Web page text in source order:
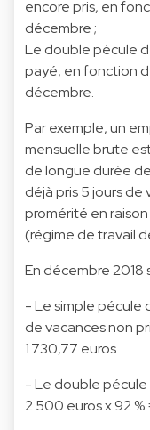
encore pris, en
décembre ;
Le double pécule
payé, en fonction
décembre.
Par exemple, un
mensuelle brute
de longue durée
déjà pris 5 jours de
promérité en
(régime de travail
En décembre 2018
- Le simple pécule
de vacances non
1.730,77 euros.
- Le double pécule
2.500 euros x 92 %